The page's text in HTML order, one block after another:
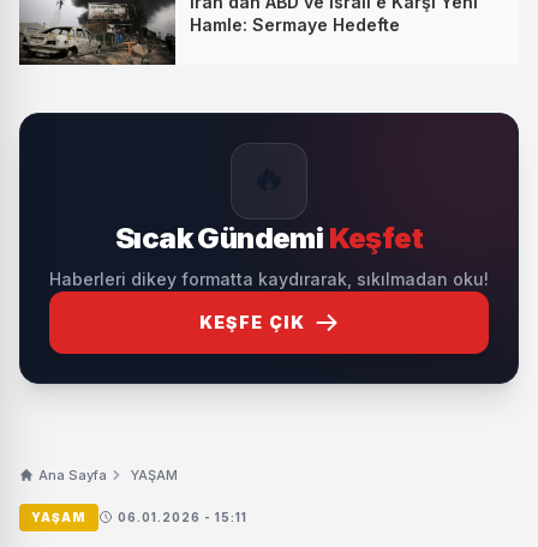
Hamle: Sermaye Hedefte
Sıcak Gündemi Keşfet
Haberleri dikey formatta kaydırarak, sıkılmadan oku!
KEŞFE ÇIK
Ana Sayfa YAŞAM
YAŞAM 06.01.2026 - 15:11